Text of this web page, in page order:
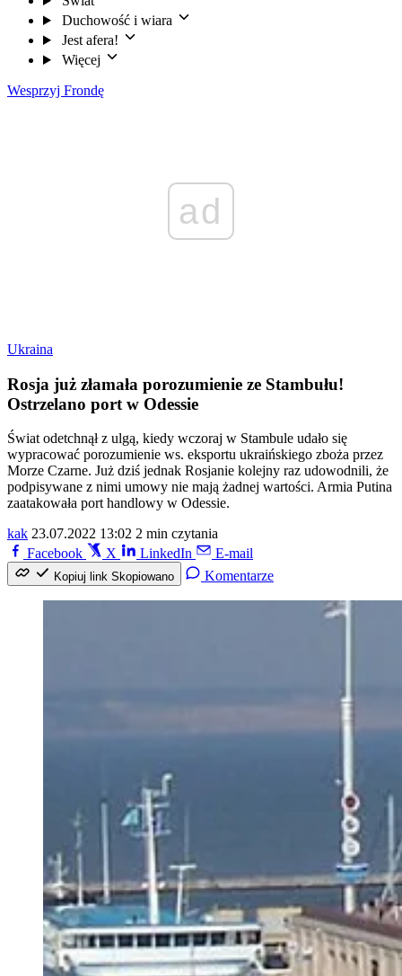
Duchowość i wiara
Jest afera!
Więcej
Wesprzyj Frondę
ad
Ukraina
Rosja już złamała porozumienie ze Stambułu!
Ostrzelano port w Odessie
Świat odetchnął z ulgą, kiedy wczoraj w Stambule udało się
wypracować porozumienie ws. eksportu ukraińskiego zboża przez
Morze Czarne. Już dziś jednak Rosjanie kolejny raz udowodnili, że
podpisywane z nimi umowy nie mają żadnej wartości. Armia Putina
zaatakowała port handlowy w Odessie.
kak 23.07.2022 13:02 2 min czytania
Facebook
X LinkedIn E-mail
Kopiuj link Skopiowano Komentarze